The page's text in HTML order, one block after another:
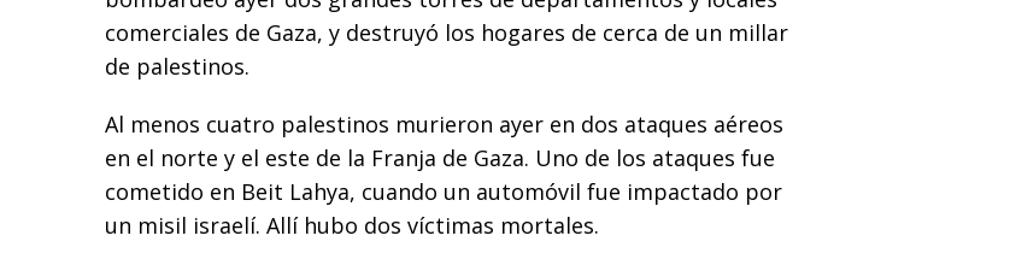
comerciales de Gaza, y destruyó los hogares de cerca de un millar
de palestinos.
Al menos cuatro palestinos murieron ayer en dos ataques aéreos
en el norte y el este de la Franja de Gaza. Uno de los ataques fue
cometido en Beit Lahya, cuando un automóvil fue impactado por
un misil israelí. Allí hubo dos víctimas mortales.